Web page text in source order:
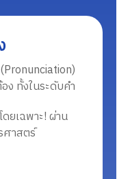
ง ทั้งในระดับคำ
ยเฉพาะ! ผ่าน
ศาสตร์